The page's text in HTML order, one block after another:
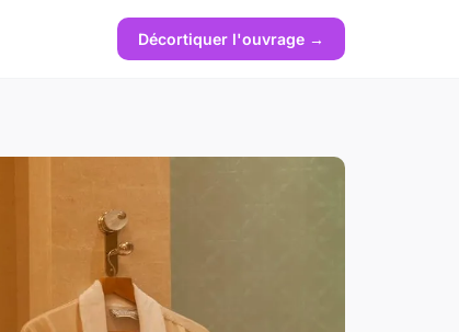
Décortiquer l'ouvrage →